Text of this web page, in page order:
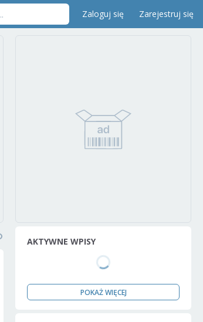
Zaloguj się Zarejestruj się
AKTYWNE WPISY
POKAŻ WIĘCEJ